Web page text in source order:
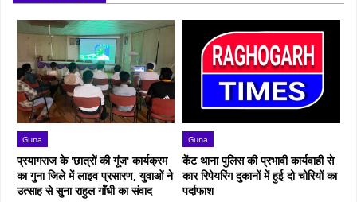
Guna
प्रयागराज के 'छात्रों की गूंज' कार्यक्रम
का गुना जिले में लाइव प्रसारण, युवाओं ने
उत्साह से सुना राहुल गाँधी का संवाद
Guna
केंट थाना पुलिस की प्रभावी कार्यवाही से
कार रिपेयरिंग दुकानों में हुई दो चोरियों का
पर्दाफाश